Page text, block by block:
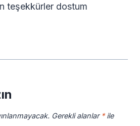
teşekkürler dostum
Gerekli alanlar *ile